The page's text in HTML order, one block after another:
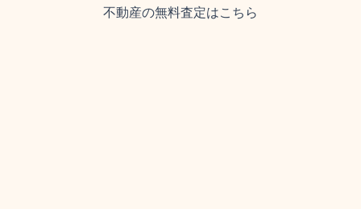
不動産の無料査定はこちら